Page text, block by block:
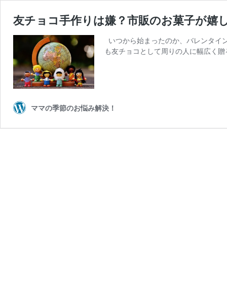
友チョコ手作りは嫌？市販のお菓子が嬉
いつから始まったのか、バレンタイ
も友チョコとして周りの人に幅広く
ママの季節のお悩み解決！